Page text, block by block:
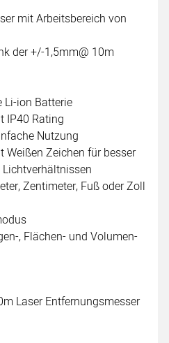
mit Arbeitsbereich von
der +/-1,5mm@ 10m
Li-ion Batterie
IP40 Rating
Nutzung
Zeichen für besser
Zentimeter, Fuß oder Zoll
, Flächen- und Volumen-
Laser Entfernungsmesser